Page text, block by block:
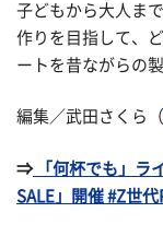
子どもから大人ま
作りを目指して、
ートを昔ながらの
編集／武田さくら（
⇒「何杯でも」ラ
SALE」開催 #Z世